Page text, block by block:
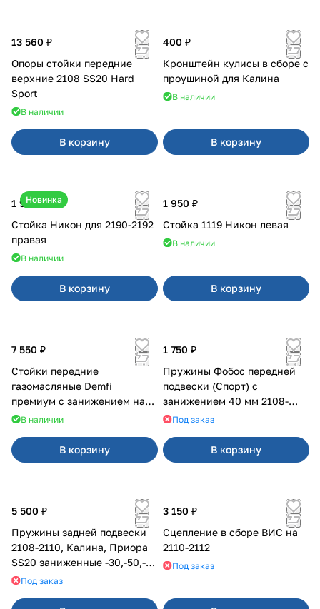
13 560 ₽
Опоры стойки передние
верхние 2108 SS20 Hard
Sport
В наличии
В корзину
400 ₽
Кронштейн кулисы в сборе с
проушиной для Калина
В наличии
В корзину
Новинка
1 900 ₽
Стойка Никон для 2190-2192
правая
В наличии
В корзину
1 950 ₽
Стойка 1119 Никон левая
В наличии
В корзину
7 550 ₽
Стойки передние
газомасляные Demfi
премиум с занижением на
Калина 1119
В наличии
В корзину
1 750 ₽
Пружины Фобос передней
подвески (Спорт) с
занижением 40 мм 2108-
21099, 2113-2115
Под заказ
В корзину
5 500 ₽
Пружины задней подвески
2108-2110, Калина, Приора
SS20 заниженные -30,-50,-70
мм, с переменным шагом
Под заказ
3 150 ₽
Сцепление в сборе ВИС на
2110-2112
Под заказ